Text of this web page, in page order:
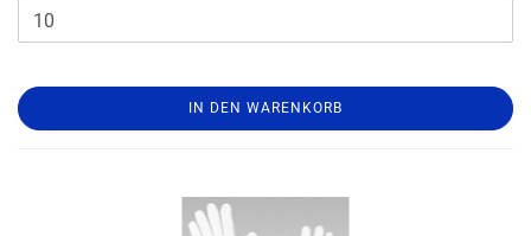
IN DEN WARENKORB